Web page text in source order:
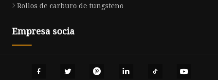
Rollos de carburo de tungsteno
Empresa socia